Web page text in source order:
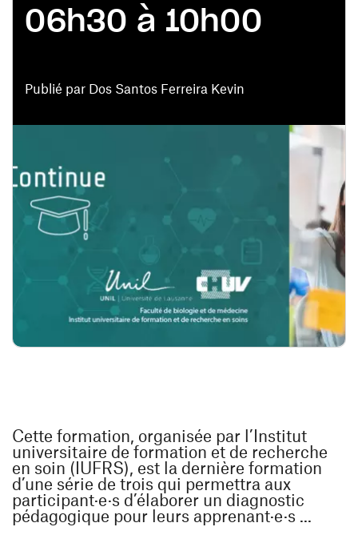
Publié par Dos Santos Ferreira Kevin
06h30 à 10h00
Cette formation, organisée par l’Institut
universitaire de formation et de recherche
en soin (IUFRS), est la dernière formation
d’une série de trois qui permettra aux
participant·e·s d’élaborer un diagnostic
pédagogique pour leurs apprenant·e·s ...